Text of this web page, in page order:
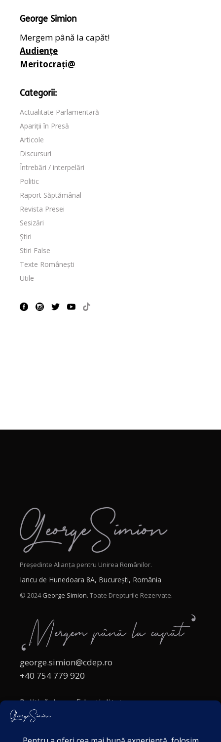
George Simion
Mergem până la capăt!
Audiențe
Meritocrați@
Categorii:
Actualitate Parlamentară
Apariții în Presă
Articole
Discursuri
Întrebări / interpelări
Politic
Raport Săptămânal
Revista Presei
Sesizări
Știri
Stiri False
Texte Românești
Utile
Președinte Alianța pentru Unirea Românilor.
Iancu de Hunedoara 8A, București, România
© 2024George Simion. Toate Drepturile Rezervate.
george.simion@cdep.ro
+40 754 779 920
Politică de confidențialitate
Politica cookies